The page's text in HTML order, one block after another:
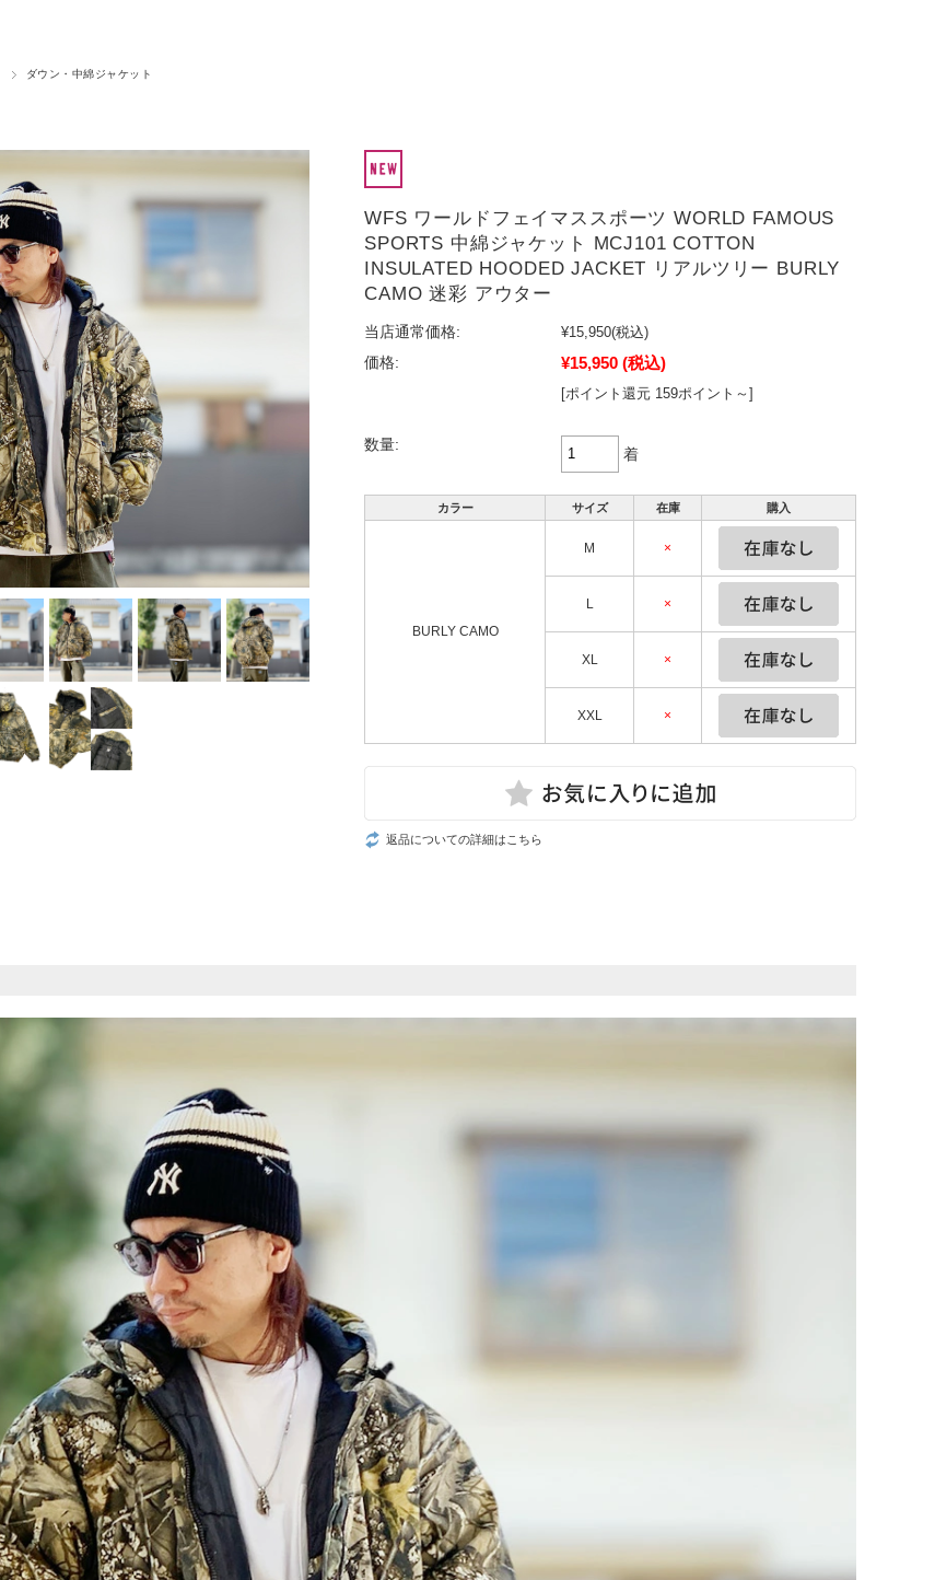
ダウン・中綿ジャケット
WFS ワールドフェイマススポーツ WORLD FAMOUS
SPORTS 中綿ジャケット MCJ101 COTTON
INSULATED HOODED JACKET リアルツリー BURLY
CAMO 迷彩 アウター
当店通常価格: ¥15,950(税込)
価格:
¥15,950 (税込)
[ポイント還元 159ポイント～]
数量:
着
カラー サイズ 在庫 購入
BURLY CAMO
M ×
L ×
XL ×
XXL ×
返品についての詳細はこちら